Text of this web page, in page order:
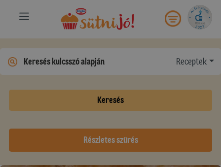
Receptek
Keresés
Részletes szűrés